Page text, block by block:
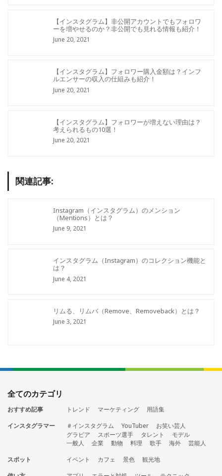
【インスタグラム】非公開アカウントでもフォロワ
ーを増やせるのか？非公開でも見れる情報も紹介！
June 20, 2021
【インスタグラム】フォロワー購入金額は？インフ
ルエンサーの収入の仕組みも紹介！
June 20, 2021
【インスタグラム】フォロワーが増えない理由は？
考えられるもの10選！
June 20, 2021
関連記事:
Instagram（インスタグラム）のメンション
（Mentions）とは？
June 9, 2021
インスタグラム（Instagram）のコレクション機能と
は？
June 4, 2021
リムる、リムバ（Remove、Removeback）とは？
June 3, 2021
全てのカテゴリ
おすすめ記事 トレンド マーケティング
用語集
インスタグラマー
＃インスタグラム YouTuber
お笑い芸人
グラビア
スポーツ選手 タレント
モデル
一般人
企業 動物 料理 歌手 海外
芸能人
スポット
イベント カフェ 景色
観光地